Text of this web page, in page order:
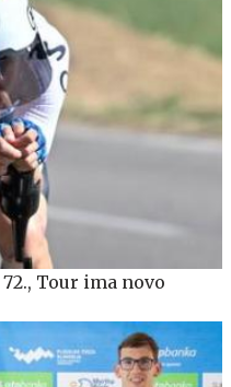
Tour ima novo